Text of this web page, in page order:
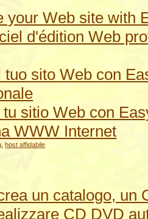
your Web site with
d'édition Web
tuo sito Web con
sitio Web con
WWW Internet
,host affidabile
un catalogo, un
CD DVD